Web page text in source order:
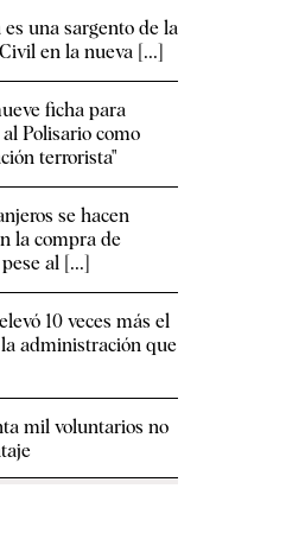
es una sargento de la
en la nueva [...]
ficha para
Polisario como
terrorista"
se hacen
la compra de
al [...]
10 veces más el
administración que
mil voluntarios no